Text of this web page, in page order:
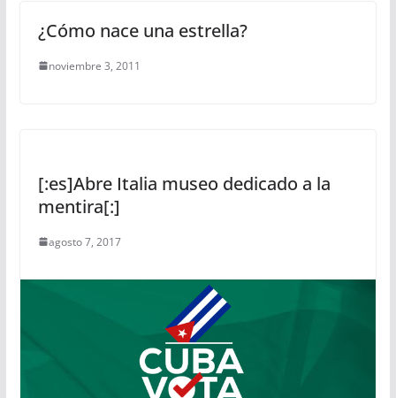
¿Cómo nace una estrella?
noviembre 3, 2011
[:es]Abre Italia museo dedicado a la
mentira[:]
agosto 7, 2017